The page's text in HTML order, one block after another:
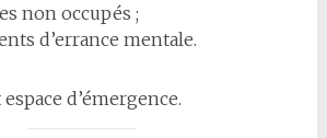
non occupés ;
d’errance mentale.
d’émergence.